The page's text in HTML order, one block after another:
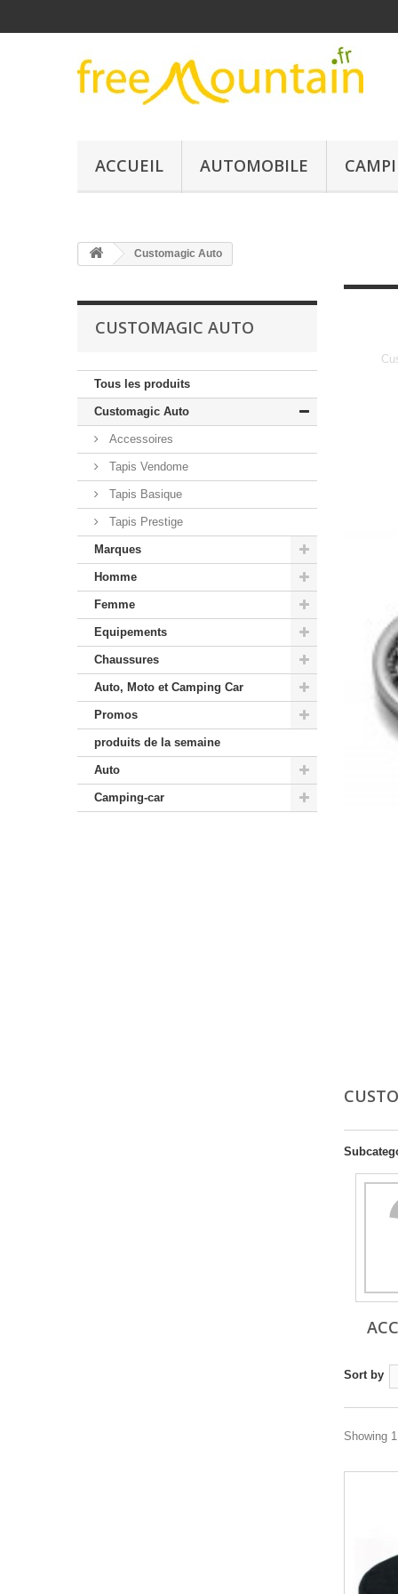
ACCUEIL AUTOMOBILE
Customagic Auto
CUSTOMAGIC AUTO
Tous les produits
Customagic Auto
Accessoires
Tapis Vendome
Tapis Basique
Tapis Prestige
Marques
Homme
Femme
Equipements
Chaussures
Auto, Moto et Camping Car
Promos
produits de la semaine
Auto
Camping-car
Sort by
Showing